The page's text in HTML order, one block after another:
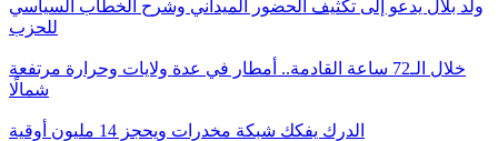
ولد بلال يدعو إلى تكثيف الحضور الميداني وشرح الخطاب السياسي
للحزب
خلال الـ72 ساعة القادمة.. أمطار في عدة ولايات وحرارة مرتفعة
شمالًا
الدرك يفكك شبكة مخدرات ويحجز 14 مليون أوقية